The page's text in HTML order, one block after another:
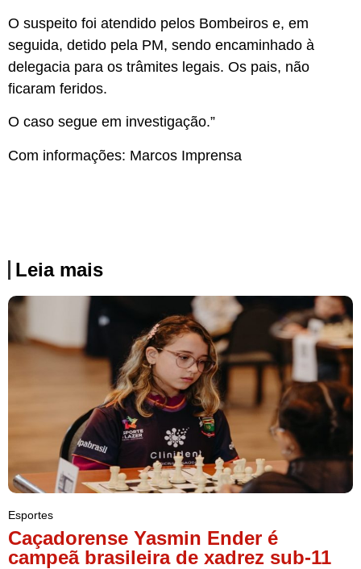
O suspeito foi atendido pelos Bombeiros e, em
seguida, detido pela PM, sendo encaminhado à
delegacia para os trâmites legais. Os pais, não
ficaram feridos.
O caso segue em investigação.”
Com informações: Marcos Imprensa
Leia mais
Esportes
Caçadorense Yasmin Ender é
campeã brasileira de xadrez sub-11